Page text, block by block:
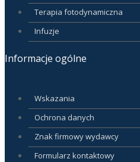
Terapia fotodynamiczna
Infuzje
Informacje ogólne
Wskazania
Ochrona danych
Znak firmowy wydawcy
Formularz kontaktowy